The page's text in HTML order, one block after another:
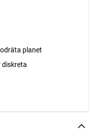
planet
diskreta